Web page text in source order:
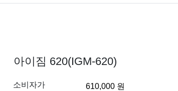
아이짐 620(IGM-620)
소비자가